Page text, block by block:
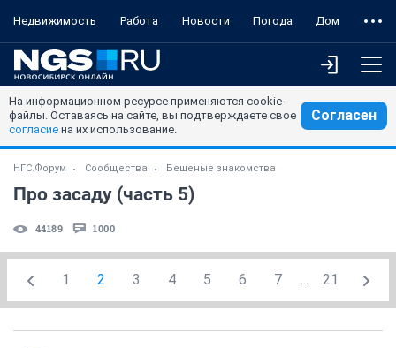
Недвижимость Работа Новости Погода Дом
На информационном ресурсе применяются cookie-
файлы. Оставаясь на сайте, вы подтверждаете свое
согласие на их использование.
Согласен
НГС.Форум Сообщества Бешеные знакомства
Про засаду (часть 5)
44189 1000
1 2 3 4 5 6 7 ... 21